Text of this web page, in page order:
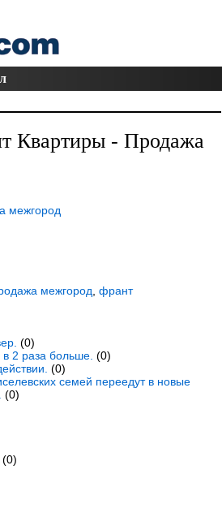
Квартиры - Продажа
межгород
межгород франт
(0)
2 раза больше. (0)
(0)
семей переедут в новые
(0)
(0)